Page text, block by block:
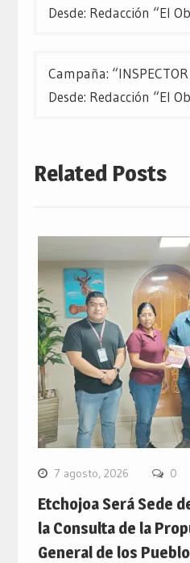
Desde: Redacción “El
Campaña:
Desde: Redacción “El
Related Posts
7 agosto, 2026 0
Etchojoa Será Sede
la Consulta de la
General de los